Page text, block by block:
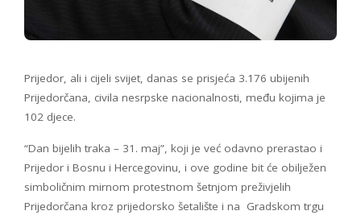
Prijedor, ali i cijeli svijet, danas se prisjeća 3.176 ubijenih
Prijedorčana, civila nesrpske nacionalnosti, među kojima je
102 djece.
“Dan bijelih traka – 31. maj”, koji je već odavno prerastao i
Prijedor i Bosnu i Hercegovinu, i ove godine bit će obilježen
simboličnim mirnom protestnom šetnjom preživjelih
Prijedorčana kroz prijedorsko šetalište i na Gradskom trgu